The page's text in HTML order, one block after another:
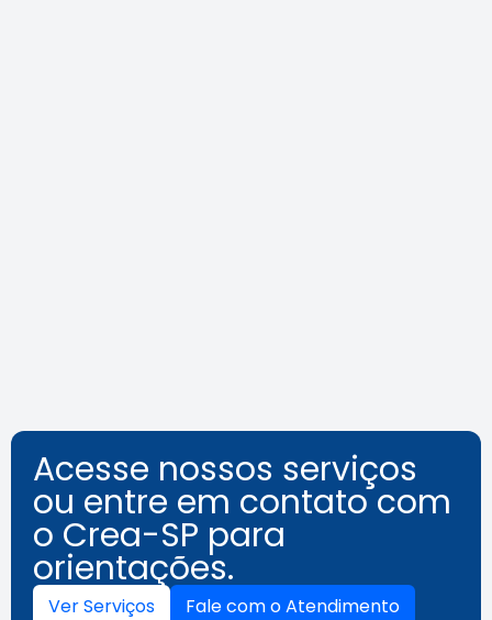
Acesse nossos serviços
ou entre em contato com
o Crea-SP para
orientações.
Ver Serviços Fale com o Atendimento